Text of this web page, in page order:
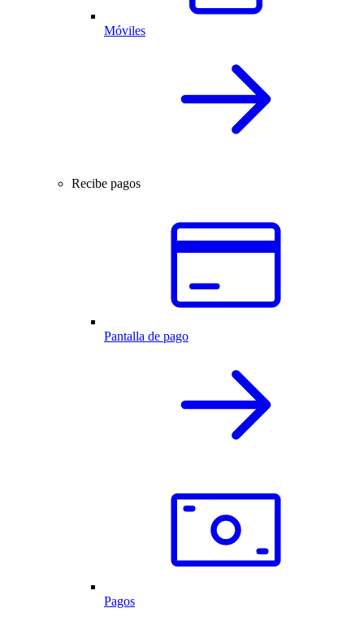
Móviles
Recibe pagos
Pantalla de pago
Pagos